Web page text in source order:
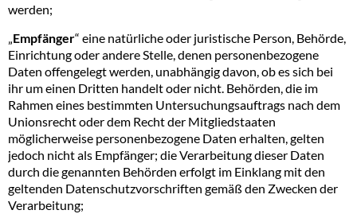
werden;
„Empfänger“ eine natürliche oder juristische Person, Behörde,
Einrichtung oder andere Stelle, denen personenbezogene
Daten offengelegt werden, unabhängig davon, ob es sich bei
ihr um einen Dritten handelt oder nicht. Behörden, die im
Rahmen eines bestimmten Untersuchungsauftrags nach dem
Unionsrecht oder dem Recht der Mitgliedstaaten
möglicherweise personenbezogene Daten erhalten, gelten
jedoch nicht als Empfänger; die Verarbeitung dieser Daten
durch die genannten Behörden erfolgt im Einklang mit den
geltenden Datenschutzvorschriften gemäß den Zwecken der
Verarbeitung;